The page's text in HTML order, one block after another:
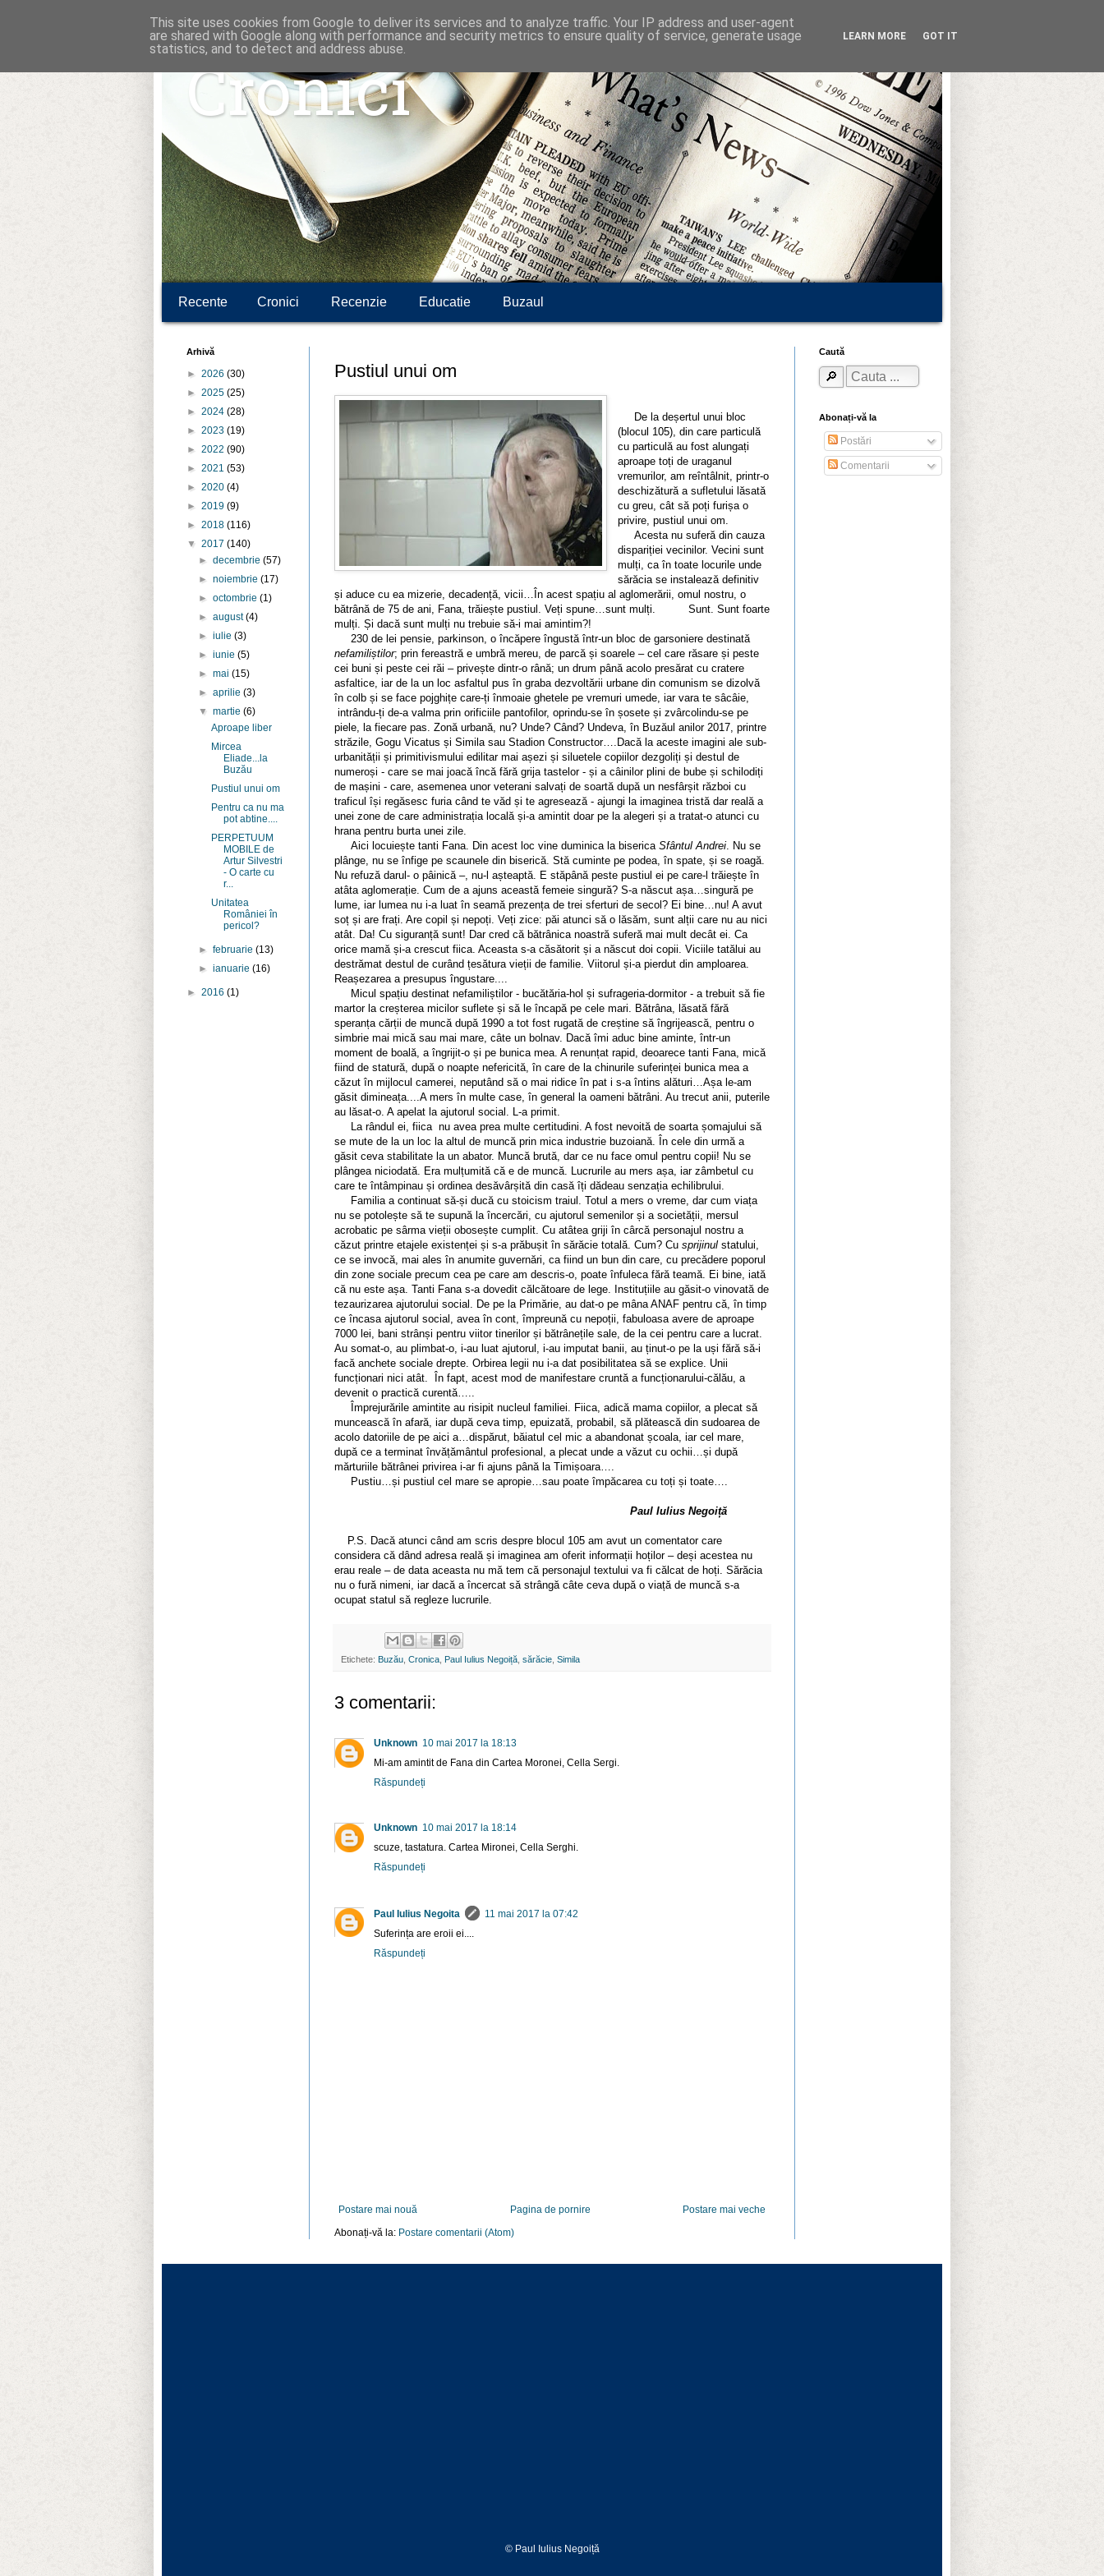
Cronici
Recente Cronici Recenzie Educatie Buzaul
Pustiul unui om
De la deșertul unui bloc
(blocul 105), din care particulă
cu particulă au fost alungați
aproape toți de uraganul
vremurilor, am reîntâlnit, printr-o
deschizătură a sufletului lăsată
cu greu, cât să poți furișa o
privire, pustiul unui om.
Acesta nu suferă din cauza
dispariției vecinilor. Vecini sunt
mulți, ca în toate locurile unde
sărăcia se instalează definitiv
și aduce cu ea mizerie, decadență, vicii…În acest spațiu al aglomerării, omul nostru, o
bătrână de 75 de ani, Fana, trăiește pustiul. Veți spune…sunt mulți. Sunt. Sunt foarte
mulți. Și dacă sunt mulți nu trebuie să-i mai amintim?!
230 de lei pensie, parkinson, o încăpere îngustă într-un bloc de garsoniere destinată
nefamiliștilor; prin fereastră e umbră mereu, de parcă și soarele – cel care răsare și peste
cei buni și peste cei răi – privește dintr-o rână; un drum până acolo presărat cu cratere
asfaltice, iar de la un loc asfaltul pus în graba dezvoltării urbane din comunism se dizolvă
în colb și se face pojghițe care-ți înmoaie ghetele pe vremuri umede, iar vara te sâcâie,
intrându-ți de-a valma prin orificiile pantofilor, oprindu-se în șosete și zvârcolindu-se pe
piele, la fiecare pas. Zonă urbană, nu? Unde? Când? Undeva, în Buzăul anilor 2017, printre
străzile, Gogu Vicatus și Simila sau Stadion Constructor….Dacă la aceste imagini ale sub-
urbanității și primitivismului edilitar mai așezi și siluetele copiilor dezgoliți și destul de
numeroși - care se mai joacă încă fără grija tastelor - și a câinilor plini de bube și schilodiți
de mașini - care, asemenea unor veterani salvați de soartă după un nesfârșit război cu
traficul își regăsesc furia când te văd și te agresează - ajungi la imaginea tristă dar reală a
unei zone de care administrația locală și-a amintit doar pe la alegeri și a tratat-o atunci cu
hrana pentru burta unei zile.
Aici locuiește tanti Fana. Din acest loc vine duminica la biserica Sfântul Andrei . Nu se
plânge, nu se înfige pe scaunele din biserică. Stă cuminte pe podea, în spate, și se roagă.
Nu refuză darul- o pâinică –, nu-l așteaptă. E stăpână peste pustiul ei pe care-l trăiește în
atâta aglomerație. Cum de a ajuns această femeie singură? S-a născut așa…singură pe
lume, iar lumea nu i-a luat în seamă prezența de trei sferturi de secol? Ei bine…nu! A avut
soț și are frați. Are copil și nepoți. Veți zice: păi atunci să o lăsăm, sunt alții care nu au nici
atât. Da! Cu siguranță sunt! Dar cred că bătrânica noastră suferă mai mult decât ei. Ca
orice mamă și-a crescut fiica. Aceasta s-a căsătorit și a născut doi copii. Viciile tatălui au
destrămat destul de curând țesătura vieții de familie. Viitorul și-a pierdut din amploarea.
Reașezarea a presupus îngustare....
Micul spațiu destinat nefamiliștilor - bucătăria-hol și sufrageria-dormitor - a trebuit să fie
martor la creșterea micilor suflete și să le încapă pe cele mari. Bătrâna, lăsată fără
speranța cărții de muncă după 1990 a tot fost rugată de creștine să îngrijească, pentru o
simbrie mai mică sau mai mare, câte un bolnav. Dacă îmi aduc bine aminte, într-un
moment de boală, a îngrijit-o și pe bunica mea. A renunțat rapid, deoarece tanti Fana, mică
fiind de statură, după o noapte nefericită, în care de la chinurile suferinței bunica mea a
căzut în mijlocul camerei, neputând să o mai ridice în pat i s-a întins alături…Așa le-am
găsit dimineața....A mers în multe case, în general la oameni bătrâni. Au trecut anii, puterile
au lăsat-o. A apelat la ajutorul social. L-a primit.
La rândul ei, fiica nu avea prea multe certitudini. A fost nevoită de soarta șomajului să
se mute de la un loc la altul de muncă prin mica industrie buzoiană. În cele din urmă a
găsit ceva stabilitate la un abator. Muncă brută, dar ce nu face omul pentru copii! Nu se
plângea niciodată. Era mulțumită că e de muncă. Lucrurile au mers așa, iar zâmbetul cu
care te întâmpinau și ordinea desăvârșită din casă îți dădeau senzația echilibrului.
Familia a continuat să-și ducă cu stoicism traiul. Totul a mers o vreme, dar cum viața
nu se potolește să te supună la încercări, cu ajutorul semenilor și a societății, mersul
acrobatic pe sârma vieții obosește cumplit. Cu atâtea griji în cârcă personajul nostru a
căzut printre etajele existenței și s-a prăbușit în sărăcie totală. Cum? Cu sprijinul statului,
ce se invocă, mai ales în anumite guvernări, ca fiind un bun din care, cu precădere poporul
din zone sociale precum cea pe care am descris-o, poate înfuleca fără teamă. Ei bine, iată
că nu este așa. Tanti Fana s-a dovedit călcătoare de lege. Instituțiile au găsit-o vinovată de
tezaurizarea ajutorului social. De pe la Primărie, au dat-o pe mâna ANAF pentru că, în timp
ce încasa ajutorul social, avea în cont, împreună cu nepoții, fabuloasa avere de aproape
7000 lei, bani strânși pentru viitor tinerilor și bătrânețile sale, de la cei pentru care a lucrat.
Au somat-o, au plimbat-o, i-au luat ajutorul, i-au imputat banii, au ținut-o pe la uși fără să-i
facă anchete sociale drepte. Orbirea legii nu i-a dat posibilitatea să se explice. Unii
funcționari nici atât. În fapt, acest mod de manifestare cruntă a funcționarului-călău, a
devenit o practică curentă…..
Împrejurările amintite au risipit nucleul familiei. Fiica, adică mama copiilor, a plecat să
muncească în afară, iar după ceva timp, epuizată, probabil, să plătească din sudoarea de
acolo datoriile de pe aici a…dispărut, băiatul cel mic a abandonat școala, iar cel mare,
după ce a terminat învățământul profesional, a plecat unde a văzut cu ochii…și după
mărturiile bătrânei privirea i-ar fi ajuns până la Timișoara….
Pustiu…și pustiul cel mare se apropie…sau poate împăcarea cu toți și toate….
Paul Iulius Negoiță
P.S. Dacă atunci când am scris despre blocul 105 am avut un comentator care
considera că dând adresa reală și imaginea am oferit informații hoților – deși acestea nu
erau reale – de data aceasta nu mă tem că personajul textului va fi călcat de hoți. Sărăcia
nu o fură nimeni, iar dacă a încercat să strângă câte ceva după o viață de muncă s-a
ocupat statul să regleze lucrurile.
Etichete: Buzău Cronica Paul Iulius Negoiță sărăcie Simila
3 comentarii:
Unknown 10 mai 2017 la 18:13
Mi-am amintit de Fana din Cartea Moronei, Cella Sergi.
Răspundeți
Unknown 10 mai 2017 la 18:14
scuze, tastatura. Cartea Mironei, Cella Serghi.
Răspundeți
Paul Iulius Negoita
11 mai 2017 la 07:42
Suferința are eroii ei....
Răspundeți
Postare mai nouă Postare mai veche
Pagina de pornire
Abonați-vă la: Postare comentarii (Atom)
Arhivă
► 2026 (30)
► 2025 (25)
► 2024 (28)
► 2023 (19)
► 2022 (90)
► 2021 (53)
► 2020 (4)
► 2019 (9)
► 2018 (116)
▼ 2017 (140)
►decembrie(57)
►noiembrie(17)
►octombrie(1)
►august(4)
►iulie(3)
►iunie(5)
►mai(15)
►aprilie(3)
▼martie(6)
Aproape liber
Mircea
Eliade...la
Buzău
Pustiul unui om
Pentru ca nu ma
pot abtine....
PERPETUUM
MOBILE de
Artur Silvestri
- O carte cu
r...
Unitatea
României în
pericol?
►februarie(13)
►ianuarie(16)
► 2016 (1)
Caută
Abonați-vă la
Postări
Comentarii
© Paul Iulius Negoiță
This site uses cookies from Google to deliver its services and to analyze traffic. Your IP address and user-agent
are shared with Google along with performance and security metrics to ensure quality of service, generate usage
statistics, and to detect and address abuse.
LEARN MORE GOT IT